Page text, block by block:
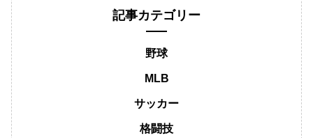
記事カテゴリー
野球
MLB
サッカー
格闘技